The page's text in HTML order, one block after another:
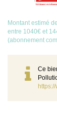
Montant estimé
entre 1040€ et
(abonnement
Ce